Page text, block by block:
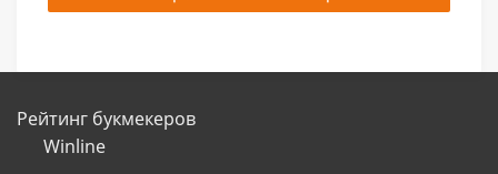
Рейтинг букмекеров
Winline